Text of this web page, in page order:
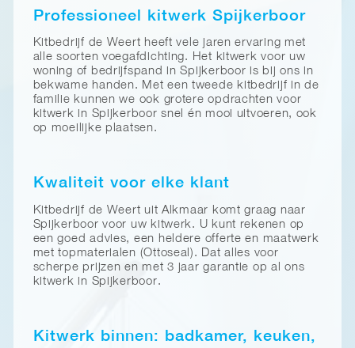
Professioneel kitwerk Spijkerboor
Kitbedrijf de Weert heeft vele jaren ervaring met
alle soorten voegafdichting. Het kitwerk voor uw
woning of bedrijfspand in Spijkerboor is bij ons in
bekwame handen. Met een tweede kitbedrijf in de
familie kunnen we ook grotere opdrachten voor
kitwerk in Spijkerboor snel én mooi uitvoeren, ook
op moeilijke plaatsen.
Kwaliteit voor elke klant
Kitbedrijf de Weert uit Alkmaar komt graag naar
Spijkerboor voor uw kitwerk. U kunt rekenen op
een goed advies, een heldere offerte en maatwerk
met topmaterialen (Ottoseal). Dat alles voor
scherpe prijzen en met 3 jaar garantie op al ons
kitwerk in Spijkerboor.
Kitwerk binnen: badkamer, keuken,